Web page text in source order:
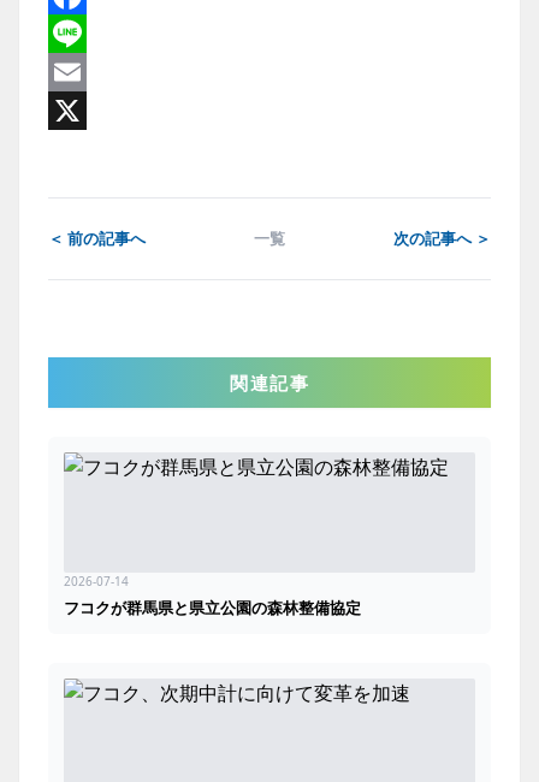
Facebook
Line
Email
＜ 前の記事へ 一覧 次の記事へ ＞
関連記事
2026-07-14
フコクが群馬県と県立公園の森林整備協定